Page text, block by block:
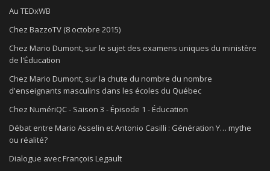
Au TEDxWB
Chez BazzoTV (8 octobre 2015)
Chez Mario Dumont, sur le sujet des examens uniques du ministère
de l'Éducation
Chez Mario Dumont, sur la chute du nombre du nombre
d'enseignants masculins dans les écoles du Québec
Chez NumériQC - Saison 3 - Épisode 1 - Éducation
Débat entre Mario Asselin et Antonio Casilli : Génération Y… mythe
ou réalité?
Dialogue avec François Legault